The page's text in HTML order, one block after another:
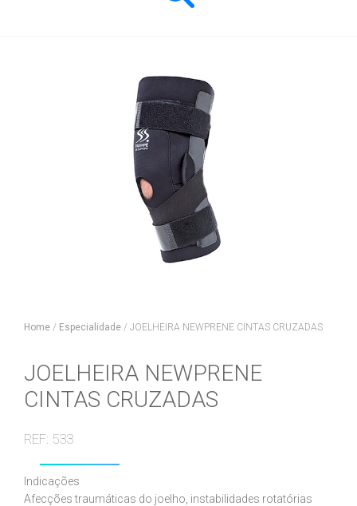
Home / Especialidade / JOELHEIRA NEWPRENE CINTAS CRUZADAS
JOELHEIRA NEWPRENE
CINTAS CRUZADAS
REF: 533
Indicações
Afecções traumáticas do joelho, instabilidades rotatórias